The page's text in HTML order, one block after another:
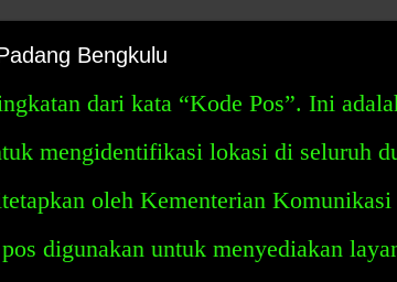
Bengkulu
dari kata “Kode Pos”. Ini
mengidentifikasi lokasi di seluruh
oleh Kementerian Komunikasi
digunakan untuk menyediakan